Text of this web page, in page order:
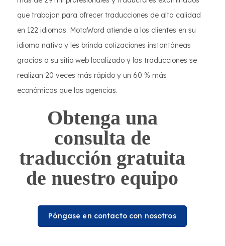
que trabajan para ofrecer traducciones de alta calidad
en 122 idiomas. MotaWord atiende a los clientes en su
idioma nativo y les brinda cotizaciones instantáneas
gracias a su sitio web localizado y las traducciones se
realizan 20 veces más rápido y un 60 % más
económicas que las agencias.
Obtenga una
consulta de
traducción gratuita
de nuestro equipo
Póngase en contacto con nosotros